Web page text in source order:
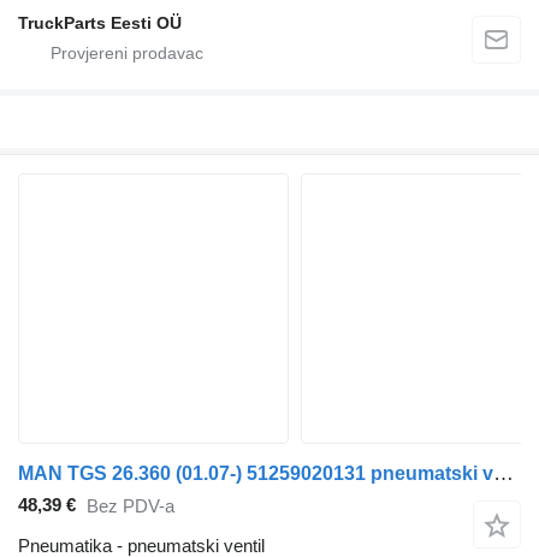
TruckParts Eesti OÜ
MAN TGS 26.360 (01.07-) 51259020131 pneumatski ventil za MAN TGL, TGM, TGS, TGX (2005-2021) tegljača
48,39 € Bez PDV-a
Pneumatika - pneumatski ventil